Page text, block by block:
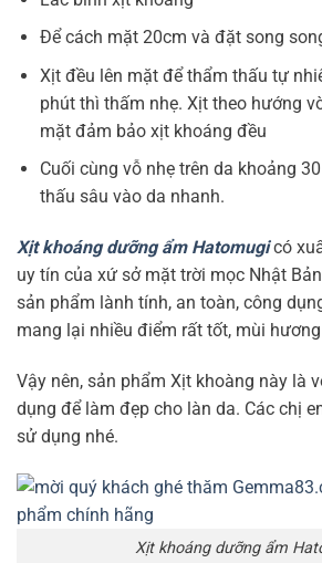
Để cách mặt 20cm và đặt song
Xịt đều lên mặt để thẩm thấu tự
phút thì thấm nhẹ. Xịt theo hướng
mặt đảm bảo xịt khoáng đều
Cuối cùng vỗ nhẹ trên da khoảng
thấu sâu vào da nhanh.
Xịt khoáng dưỡng ẩm Hatomugi có
uy tín của xứ sở mặt trời mọc Nhật
sản phẩm lành tính, an toàn, công
mang lại nhiều điểm rất tốt, mùi
Vậy nên, sản phẩm Xịt khoàng này là
dụng để làm đẹp cho làn da. Các chị
sử dụng nhé.
Xịt khoáng dưỡng ẩm